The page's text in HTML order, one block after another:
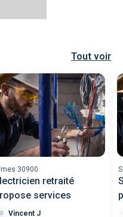
Tout voir
30900
retraité
services
Vincent J